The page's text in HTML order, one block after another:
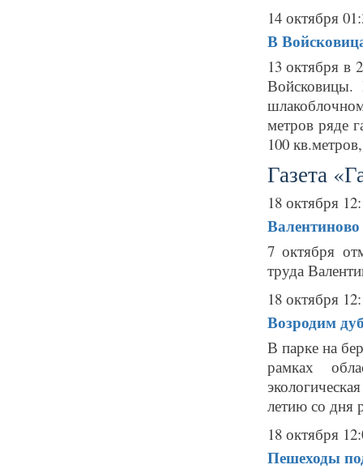
14 октября
В
13 октября в
метров ряде
100
Газета
18 октября
Валентиново
7 октября
труда
18 октября
Возродим
В парке на
рамках
летию со дня
18 октября
Пешеходы